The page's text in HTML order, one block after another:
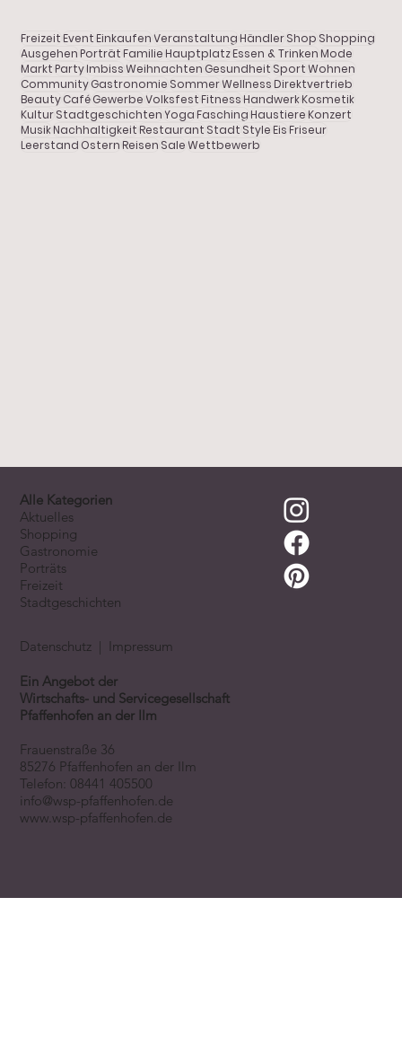
FreizeitEventEinkaufenVeranstaltungHändlerShop Shopping
AusgehenPorträtFamilieHauptplatzEssen & TrinkenMode
MarktPartyImbiss Weihnachten Gesundheit Sport Wohnen
CommunityGastronomie SommerWellnessDirektvertrieb
BeautyCaféGewerbeVolksfestFitnessHandwerkKosmetik
KulturStadtgeschichten YogaFaschingHaustiereKonzert
MusikNachhaltigkeitRestaurant Stadt StyleEisFriseur
Leerstand OsternReisen Sale Wettbewerb
Shopping
Gastronomie
Porträt
Ein Angebot der
Wirtschafts- und Servicegesellschaft
Pfaffenhofen an der Ilm
Frauenstraße 36
85276 Pfaffenhofen an der Ilm
Telefon:08441 405500
info@wsp-pfaffenhofen.de
www.wsp-pfaffenhofen.de
Alle Kategorien
Aktuelles
Shopping
Gastronomie
Porträts
Freizeit
Stadtgeschichten
Datenschutz | Impressum